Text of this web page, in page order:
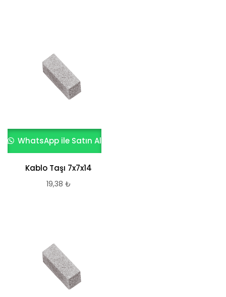
WhatsApp ile Satın Al
Kablo Taşı 7x7x14
19,38 ₺